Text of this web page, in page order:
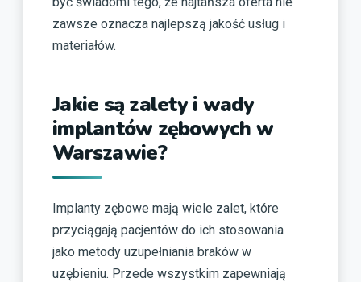
zawsze oznacza najlepszą jakość usług i
materiałów.
Jakie są zalety i wady
implantów zębowych w
Warszawie?
Implanty zębowe mają wiele zalet, które
przyciągają pacjentów do ich stosowania
jako metody uzupełniania braków w
uzębieniu. Przede wszystkim zapewniają